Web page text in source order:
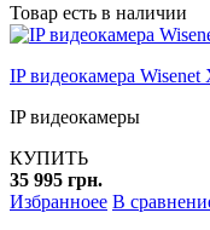
Товар есть в наличии
IP видеокамера
IP видеокамеры
КУПИТЬ
35 995 грн.
Избранноее В